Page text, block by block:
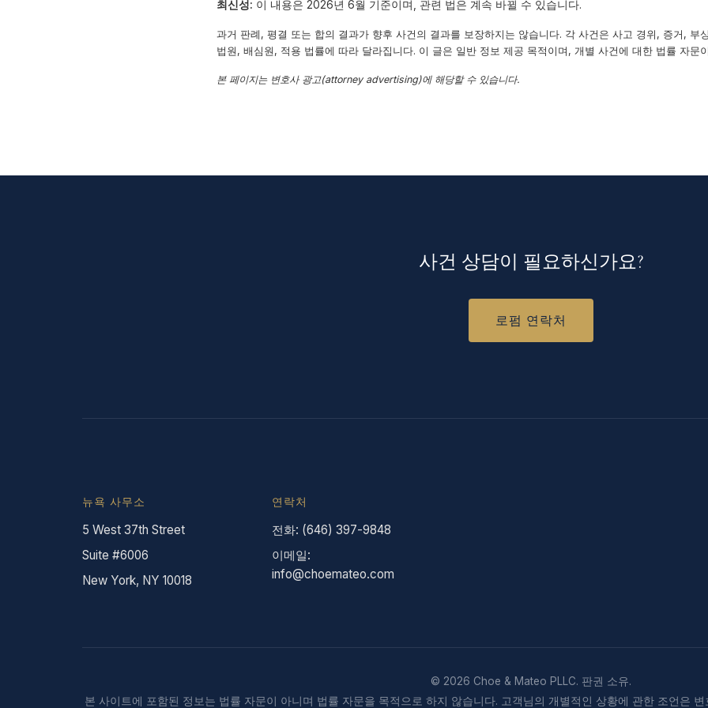
최신성: 이 내용은 2026년 6월 기준이며, 관련 법은 계속 바뀔 수 있습니다.
과거 판례, 평결 또는 합의 결과가 향후 사건의 결과를 보장하지는 않습니다. 각 사건은 사고 경위, 증거, 부
법원, 배심원, 적용 법률에 따라 달라집니다. 이 글은 일반 정보 제공 목적이며, 개별 사건에 대한 법률 자문
본 페이지는 변호사 광고(attorney advertising)에 해당할 수 있습니다.
사건 상담이 필요하신가요?
로펌 연락처
뉴욕 사무소
5 West 37th Street
Suite #6006
New York, NY 10018
연락처
전화: (646) 397-9848
이메일:
info@choemateo.com
© 2026 Choe & Mateo PLLC. 판권 소유.
본 사이트에 포함된 정보는 법률 자문이 아니며 법률 자문을 목적으로 하지 않습니다. 고객님의 개별적인 상황에 관한 조언은